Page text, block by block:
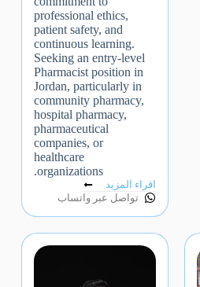
professional ethics,
patient safety, and
continuous learning.
Seeking an entry-level
Pharmacist position in
Jordan, particularly in
community pharmacy,
hospital pharmacy,
pharmaceutical
companies, or
healthcare
organizations.
اقراء المزيد
تواصل عبر واتساب